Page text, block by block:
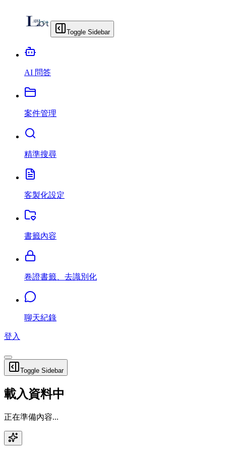
Toggle Sidebar
AI 問答
案件管理
精準搜尋
客製化設定
書籤內容
卷證書籤、去識別化
聊天紀錄
登入
Toggle Sidebar
載入資料中
正在準備內容...